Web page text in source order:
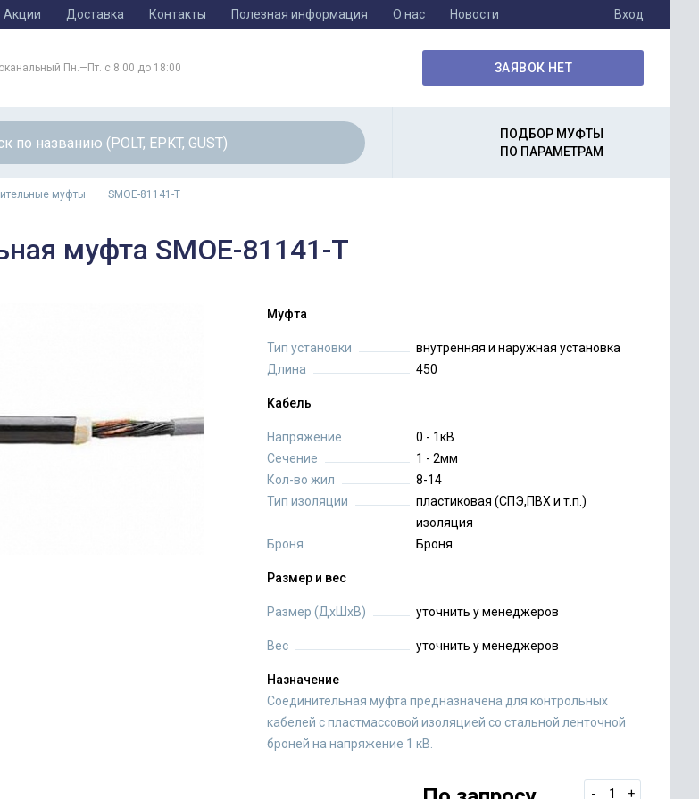
Акции Доставка Контакты Полезная информация О нас Новости Вход
Пн.—Пт. с 8:00 до 18:00 ЗАЯВОК НЕТ
ПОДБОР МУФТЫ
ПО ПАРАМЕТРАМ
муфты SMOE-81141-T
муфта SMOE-81141-T
Муфта
Тип установки
внутренняя и наружная установка
Длина
450
Кабель
Напряжение
0 - 1кВ
Сечение
1 - 2мм
Кол-во жил
8-14
Тип изоляции
пластиковая (СПЭ,ПВХ и т.п.)
изоляция
Броня
Броня
Размер и вес
Размер (ДхШхВ) уточнить у менеджеров
Вес уточнить у менеджеров
Назначение
Соединительная муфта предназначена для контрольных
кабелей с пластмассовой изоляцией со стальной ленточной
броней на напряжение 1 кВ.
- +